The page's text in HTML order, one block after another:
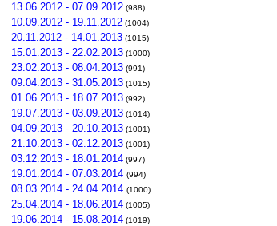
13.06.2012 - 07.09.2012 (988)
10.09.2012 - 19.11.2012 (1004)
20.11.2012 - 14.01.2013 (1015)
15.01.2013 - 22.02.2013 (1000)
23.02.2013 - 08.04.2013 (991)
09.04.2013 - 31.05.2013 (1015)
01.06.2013 - 18.07.2013 (992)
19.07.2013 - 03.09.2013 (1014)
04.09.2013 - 20.10.2013 (1001)
21.10.2013 - 02.12.2013 (1001)
03.12.2013 - 18.01.2014 (997)
19.01.2014 - 07.03.2014 (994)
08.03.2014 - 24.04.2014 (1000)
25.04.2014 - 18.06.2014 (1005)
19.06.2014 - 15.08.2014 (1019)